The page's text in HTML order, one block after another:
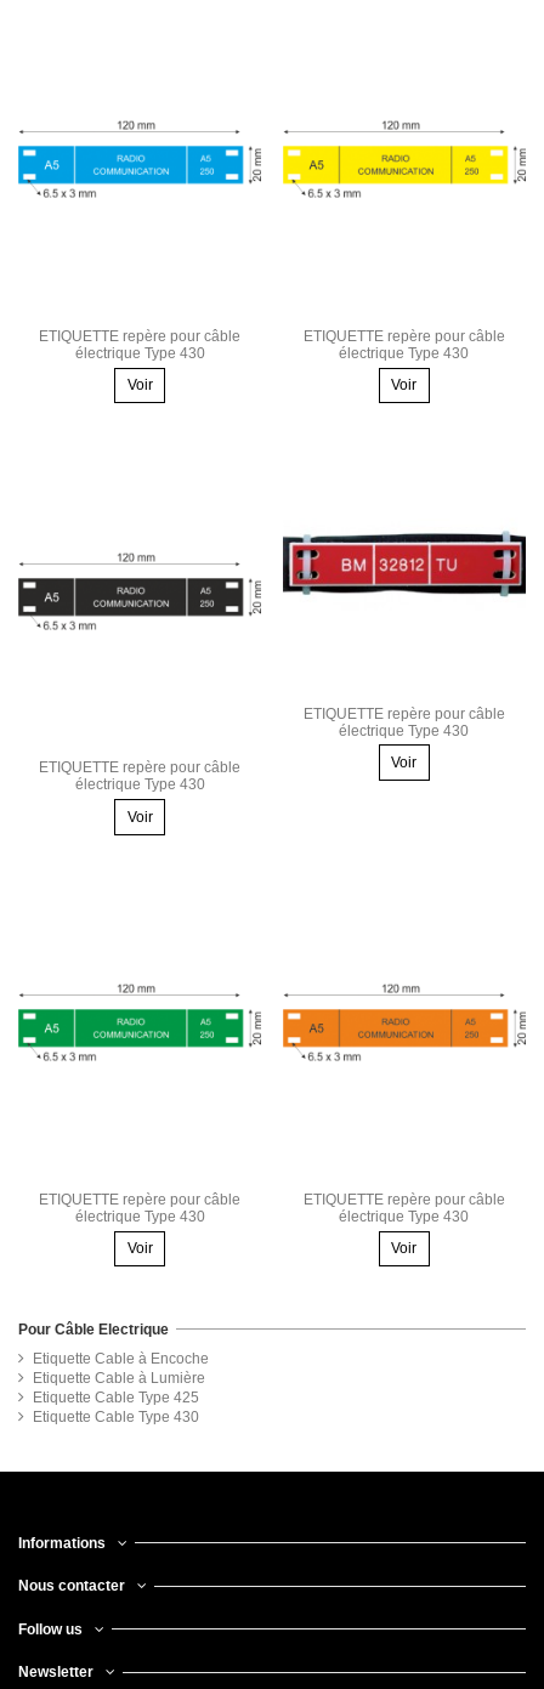
ETIQUETTE repère pour câble
électrique Type 430
Voir
ETIQUETTE repère pour câble
électrique Type 430
Voir
ETIQUETTE repère pour câble
électrique Type 430
Voir
ETIQUETTE repère pour câble
électrique Type 430
Voir
ETIQUETTE repère pour câble
électrique Type 430
Voir
ETIQUETTE repère pour câble
électrique Type 430
Voir
Pour Câble Electrique
Etiquette Cable à Encoche
Etiquette Cable à Lumière
Etiquette Cable Type 425
Etiquette Cable Type 430
Informations
Nous contacter
Follow us
Newsletter